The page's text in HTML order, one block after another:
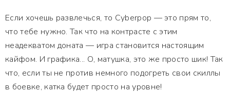
Если хочешь развлечься, то Cyberpop — это прям то,
что тебе нужно. Так что на контрасте с этим
неадекватом доната — игра становится настоящим
кайфом. И графика... О, матушка, это же просто шик! Так
что, если ты не против немного подогреть свои скиллы
в боевке, катка будет просто на уровне!